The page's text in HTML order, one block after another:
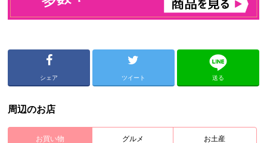
シェア ツイート 送る
周辺のお店
お買い物 グルメ お土産